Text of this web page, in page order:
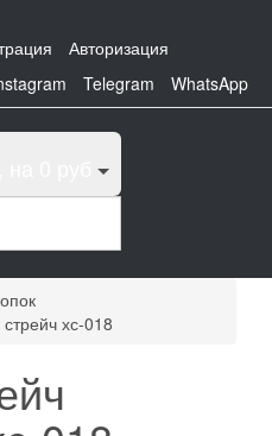
Авторизация
Telegram
WhatsApp
хс-018